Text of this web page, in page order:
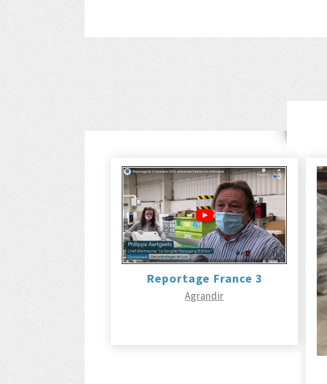
Reportage France 3
Agrandir